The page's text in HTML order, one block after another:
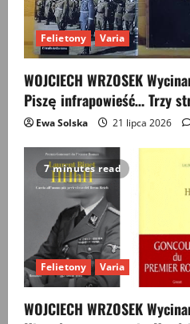
Felietony Varia
WOJCIECH WRZOSEK
Piszę infrapowieść… Trzy
Ewa Solska 21 lipca 2026
7 minutes read
Felietony Varia
WOJCIECH WRZOSEK